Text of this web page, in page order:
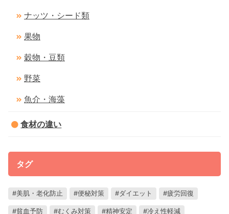
ナッツ・シード類
果物
穀物・豆類
野菜
魚介・海藻
食材の違い
タグ
美肌・老化防止 便秘対策 ダイエット 疲労回復
貧血予防 むくみ対策 精神安定 冷え性軽減